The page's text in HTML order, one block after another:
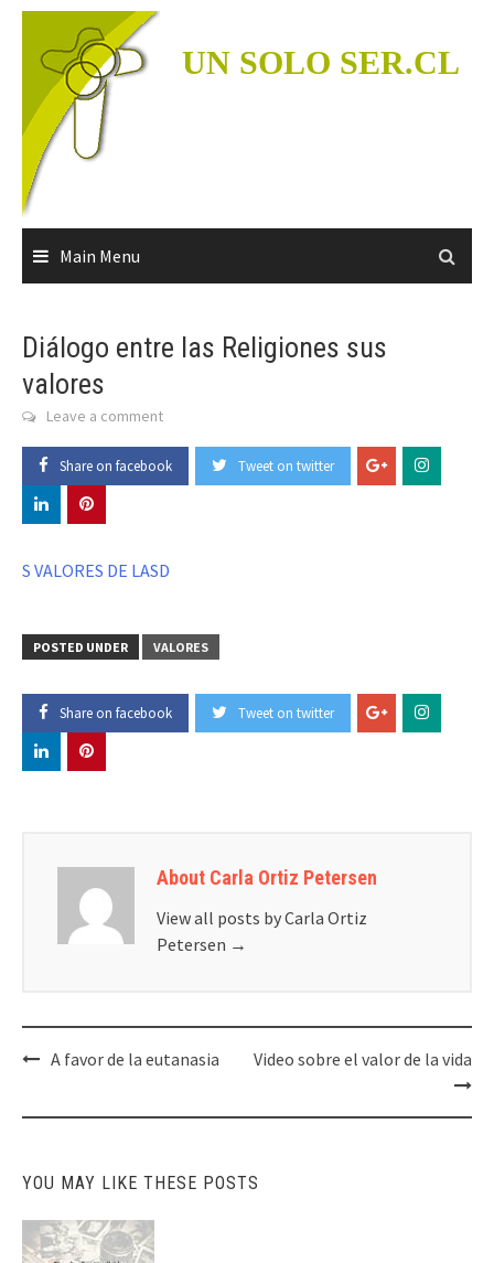
Skip
content
UN SOLO SER.CL
Main Menu
Diálogo entre las Religiones sus
valores
Leave a comment
Share on facebook Tweet on twitter
S VALORES DE LASD
POSTED UNDER VALORES
Share on facebook Tweet on twitter
About Carla Ortiz Petersen
View all posts by Carla Ortiz
Petersen →
PostA favor de la eutanasia Video sobre el valor de la vida
YOU MAY LIKE THESE POSTS